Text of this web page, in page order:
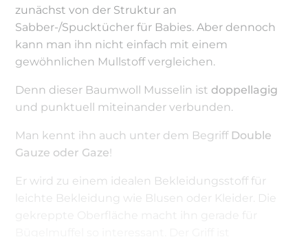
zunächst von der Struktur an
Sabber-/Spucktücher für Babies. Aber dennoch
kann man ihn nicht einfach mit einem
gewöhnlichen Mullstoff vergleichen.
Denn dieser Baumwoll Musselin ist doppellagig
und punktuell miteinander verbunden.
Man kennt ihn auch unter dem Begriff Double
Gauze oder Gaze!
Er wird zu einem idealen Bekleidungsstoff für
leichte Bekleidung wie Blusen oder Kleider. Die